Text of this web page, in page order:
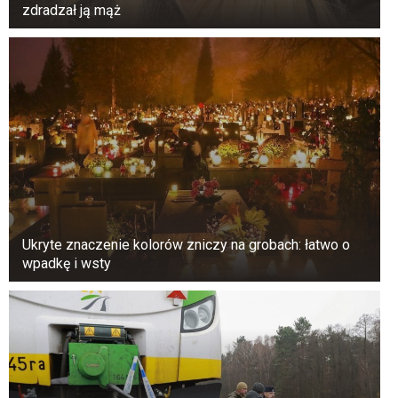
zdradzał ją mąż
Ukryte znaczenie kolorów zniczy na grobach: łatwo o
wpadkę i wsty